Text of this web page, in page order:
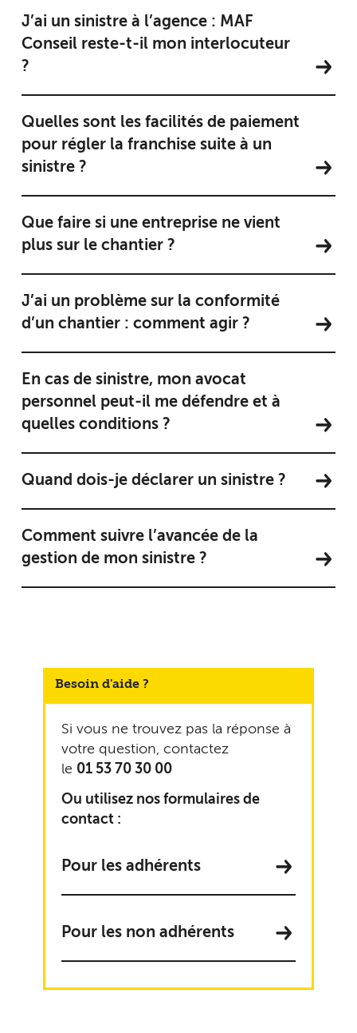
J’ai un sinistre à l’agence : MAF
Conseil reste-t-il mon interlocuteur
?
Quelles sont les facilités de paiement
pour régler la franchise suite à un
sinistre ?
Que faire si une entreprise ne vient
plus sur le chantier ?
J’ai un problème sur la conformité
d’un chantier : comment agir ?
En cas de sinistre, mon avocat
personnel peut-il me défendre et à
quelles conditions ?
Quand dois-je déclarer un sinistre ?
Comment suivre l’avancée de la
gestion de mon sinistre ?
Besoin d'aide ?
Si vous ne trouvez pas la réponse à
votre question, contactez
le 01 53 70 30 00
Ou utilisez nos formulaires de
contact :
Pour les adhérents
Pour les non adhérents